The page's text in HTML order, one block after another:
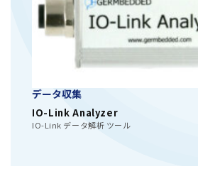
データ収集
IO-Link Analyzer
IO-Link データ解析 ツール